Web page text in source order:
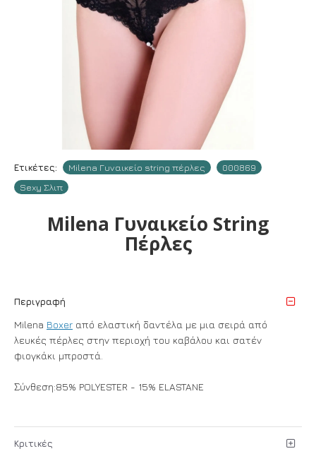
Ετικέτες: Milena Γυναικείο string πέρλες
000869
Sexy Σλιπ
Milena Γυναικείο String
Πέρλες
Περιγραφή
Milena Boxer από ελαστική δαντέλα με μια σειρά από
λευκές πέρλες στην περιοχή του καβάλου και σατέν
φιογκάκι μπροστά.
Σύνθεση:85% POLYESTER - 15% ELASTANE
Κριτικές